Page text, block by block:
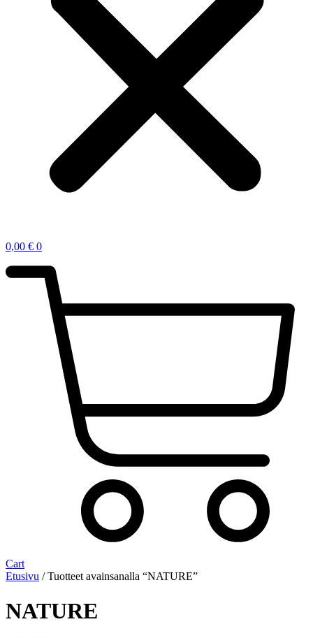
0,00 € 0
Cart
Etusivu / Tuotteet avainsanalla “NATURE”
NATURE